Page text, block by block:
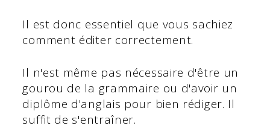
Il est donc essentiel que vous sachiez
comment éditer correctement.
Il n'est même pas nécessaire d'être un
gourou de la grammaire ou d'avoir un
diplôme d'anglais pour bien rédiger. Il
suffit de s'entraîner.